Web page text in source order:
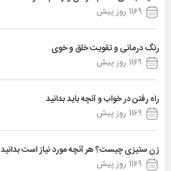
1169 روز پیش
رنگ درمانی و تقویت خلق و خوی
1169 روز پیش
راه رفتن در خواب و آنچه باید بدانید
1169 روز پیش
زن ستیزی چیست؟ هر آنچه مورد نیاز است بدانید
1169 روز پیش